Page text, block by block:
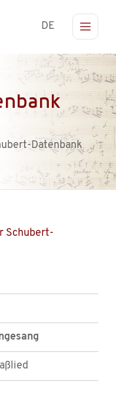
DE
Datenbank
Schubert-